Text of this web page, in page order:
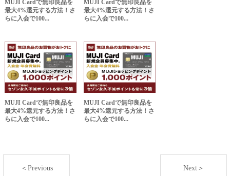
MUJI Cardで無印良品を
最大4%還元する方法！さ
らに入会で100...
MUJI Cardで無印良品を
最大4%還元する方法！さ
らに入会で100...
MUJI Cardで無印良品を
最大4%還元する方法！さ
らに入会で100...
MUJI Cardで無印良品を
最大4%還元する方法！さ
らに入会で100...
＜Previous Next＞